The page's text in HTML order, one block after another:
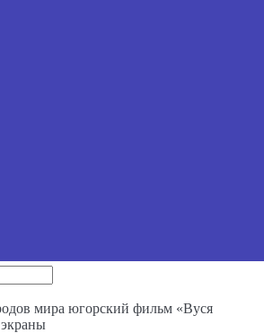
мира югорский фильм «Вуся